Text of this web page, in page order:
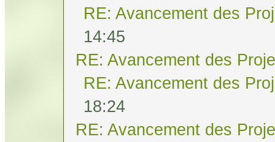
RE: Avancement des
14:45
RE: Avancement des
RE: Avancement des
18:24
RE: Avancement des